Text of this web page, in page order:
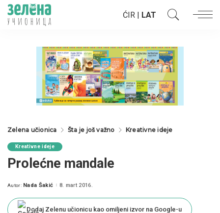
ĆIR | LAT
Zelena učionica Šta je još važno Kreativne ideje
Kreativne ideje
Prolećne mandale
Posted
Autor: Nada Šakić 8. mart 2016.
Dodaj Zelenu učionicu kao omiljeni izvor na Google-u